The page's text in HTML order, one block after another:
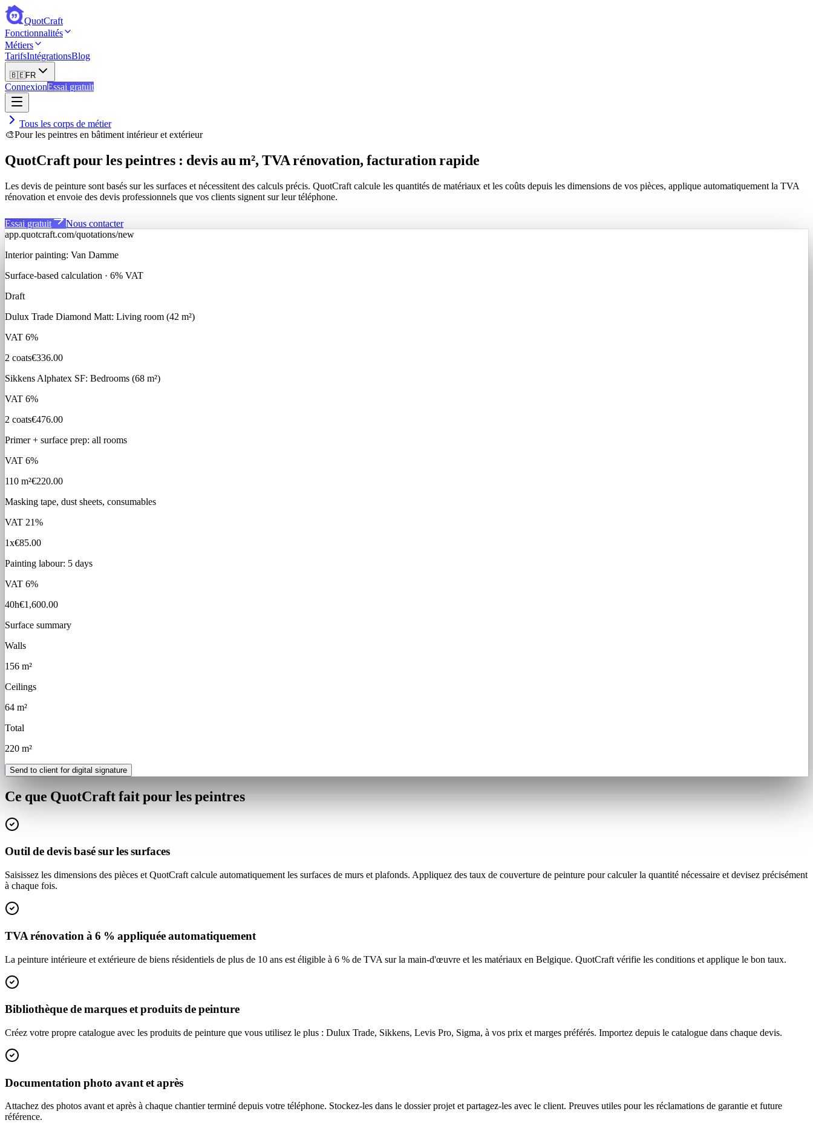
QuotCraft
Fonctionnalités
Métiers
TarifsIntégrationsBlog
🇧🇪FR
ConnexionEssai gratuit
Tous les corps de métier
🎨Pour les peintres en bâtiment intérieur et extérieur
QuotCraft pour les peintres : devis au m², TVA rénovation, facturation rapide
Les devis de peinture sont basés sur les surfaces et nécessitent des calculs précis. QuotCraft calcule les quantités de matériaux et les coûts depuis les dimensions de vos pièces, applique automatiquement la TVA
rénovation et envoie des devis professionnels que vos clients signent sur leur téléphone.
Essai gratuit
Nous contacter
app.quotcraft.com/quotations/new
Interior painting: Van Damme
Surface-based calculation · 6% VAT
Draft
Dulux Trade Diamond Matt: Living room (42 m²)
VAT 6%
2 coats€336.00
Sikkens Alphatex SF: Bedrooms (68 m²)
VAT 6%
2 coats€476.00
Primer + surface prep: all rooms
VAT 6%
110 m²€220.00
Masking tape, dust sheets, consumables
VAT 21%
1x€85.00
Painting labour: 5 days
VAT 6%
40h€1,600.00
Surface summary
Walls
156 m²
Ceilings
64 m²
Total
220 m²
Send to client for digital signature
Ce que QuotCraft fait pour les peintres
Outil de devis basé sur les surfaces
Saisissez les dimensions des pièces et QuotCraft calcule automatiquement les surfaces de murs et plafonds. Appliquez des taux de couverture de peinture pour calculer la quantité nécessaire et devisez précisément
à chaque fois.
TVA rénovation à 6 % appliquée automatiquement
La peinture intérieure et extérieure de biens résidentiels de plus de 10 ans est éligible à 6 % de TVA sur la main-d'œuvre et les matériaux en Belgique. QuotCraft vérifie les conditions et applique le bon taux.
Bibliothèque de marques et produits de peinture
Créez votre propre catalogue avec les produits de peinture que vous utilisez le plus : Dulux Trade, Sikkens, Levis Pro, Sigma, à vos prix et marges préférés. Importez depuis le catalogue dans chaque devis.
Documentation photo avant et après
Attachez des photos avant et après à chaque chantier terminé depuis votre téléphone. Stockez-les dans le dossier projet et partagez-les avec le client. Preuves utiles pour les réclamations de garantie et future
référence.